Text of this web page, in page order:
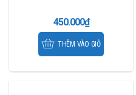
450.000₫
THÊM VÀO GIỎ